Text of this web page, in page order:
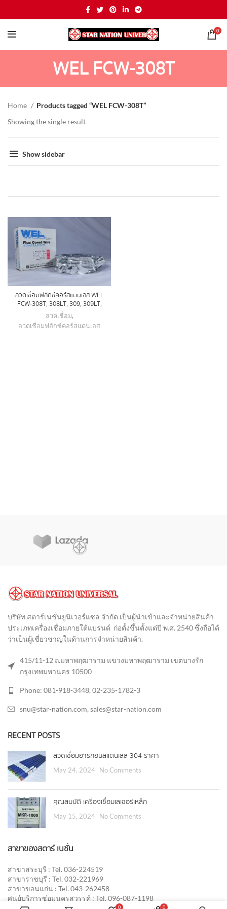
0
WEL FCW-308T
Home
Products tagged “WEL FCW-308T”
Showing the single result
Show sidebar
ลวดเชื่อมฟลักซ์คอร์สแตนเลส WEL
FCW-308T, 308LT, 309, 309LT,
ลวดเชื่อม,
ลวดเชื่อมฟลักซ์คอร์สแตนเลส
บริษัท สตาร์เนชั่นยูนิเวอร์แซล จำกัด เป็นผู้นำเข้าและจำหน่ายสินค้า
ประเภทเครื่องเชื่อมภายใต้แบรนด์ ก่อตั้งขึ้นตั้งแต่ปี พ.ศ. 2540 ซึ่งถือได้
ว่าเป็นผู้เชี่ยวชาญในด้านการจำหน่ายสินค้า.
415/11-12 ถ.มหาพฤฒาราม แขวงมหาพฤฒาราม เขตบางรัก
กรุงเทพมหานคร 10500
Phone: 081-918-3448, 02-235-1782-3
snu@star-nation.com, sales@star-nation.com
RECENT POSTS
ลวดเชื่อมอาร์กอนสแตนเลส 304 ราคา
May 24, 2024 No Comments
คุณสมบัติ เครื่องเชื่อมเลเซอร์เหล็ก
May 15, 2024 No Comments
สาขาของสตาร์ เนชั่น
สาขาสระบุรี : Tel. 036-224519
สาขาราชบุรี : Tel. 032-221969
สาขาขอนแก่น : Tel. 043-262458
ศูนย์บริการซ่อมนครสวรรค์ : Tel. 096-087-1198
0 0